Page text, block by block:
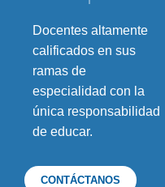
Docentes altamente
calificados en sus
ramas de
especialidad con la
única responsabilidad
de educar.
CONTÁCTANOS